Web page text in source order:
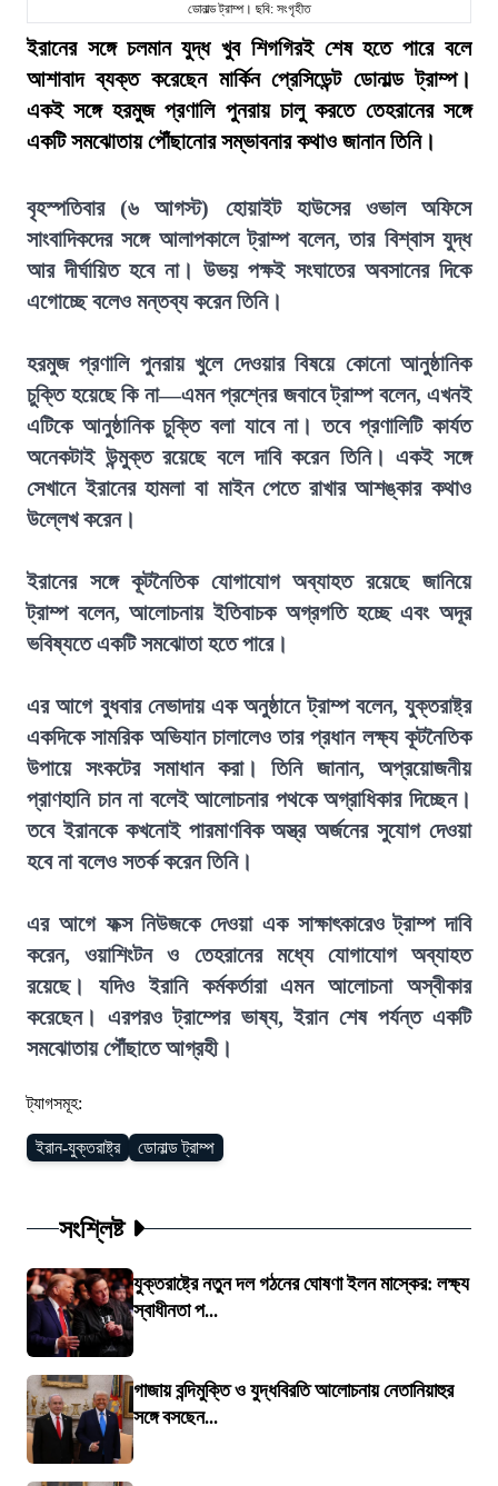
ডোনাল্ড ট্রাম্প। ছবি: সংগৃহীত
ইরানের সঙ্গে চলমান যুদ্ধ খুব শিগগিরই শেষ হতে পারে বলে
আশাবাদ ব্যক্ত করেছেন মার্কিন প্রেসিডেন্ট ডোনাল্ড ট্রাম্প।
একই সঙ্গে হরমুজ প্রণালি পুনরায় চালু করতে তেহরানের সঙ্গে
একটি সমঝোতায় পৌঁছানোর সম্ভাবনার কথাও জানান তিনি।
বৃহস্পতিবার (৬ আগস্ট) হোয়াইট হাউসের ওভাল অফিসে
সাংবাদিকদের সঙ্গে আলাপকালে ট্রাম্প বলেন, তার বিশ্বাস যুদ্ধ
আর দীর্ঘায়িত হবে না। উভয় পক্ষই সংঘাতের অবসানের দিকে
এগোচ্ছে বলেও মন্তব্য করেন তিনি।
হরমুজ প্রণালি পুনরায় খুলে দেওয়ার বিষয়ে কোনো আনুষ্ঠানিক
চুক্তি হয়েছে কি না—এমন প্রশ্নের জবাবে ট্রাম্প বলেন, এখনই
এটিকে আনুষ্ঠানিক চুক্তি বলা যাবে না। তবে প্রণালিটি কার্যত
অনেকটাই উন্মুক্ত রয়েছে বলে দাবি করেন তিনি। একই সঙ্গে
সেখানে ইরানের হামলা বা মাইন পেতে রাখার আশঙ্কার কথাও
উল্লেখ করেন।
ইরানের সঙ্গে কূটনৈতিক যোগাযোগ অব্যাহত রয়েছে জানিয়ে
ট্রাম্প বলেন, আলোচনায় ইতিবাচক অগ্রগতি হচ্ছে এবং অদূর
ভবিষ্যতে একটি সমঝোতা হতে পারে।
এর আগে বুধবার নেভাদায় এক অনুষ্ঠানে ট্রাম্প বলেন, যুক্তরাষ্ট্র
একদিকে সামরিক অভিযান চালালেও তার প্রধান লক্ষ্য কূটনৈতিক
উপায়ে সংকটের সমাধান করা। তিনি জানান, অপ্রয়োজনীয়
প্রাণহানি চান না বলেই আলোচনার পথকে অগ্রাধিকার দিচ্ছেন।
তবে ইরানকে কখনোই পারমাণবিক অস্ত্র অর্জনের সুযোগ দেওয়া
হবে না বলেও সতর্ক করেন তিনি।
এর আগে ফক্স নিউজকে দেওয়া এক সাক্ষাৎকারেও ট্রাম্প দাবি
করেন, ওয়াশিংটন ও তেহরানের মধ্যে যোগাযোগ অব্যাহত
রয়েছে। যদিও ইরানি কর্মকর্তারা এমন আলোচনা অস্বীকার
করেছেন। এরপরও ট্রাম্পের ভাষ্য, ইরান শেষ পর্যন্ত একটি
সমঝোতায় পৌঁছাতে আগ্রহী।
ট্যাগসমূহ:
ইরান-যুক্তরাষ্ট্র ডোনাল্ড ট্রাম্প
সংশ্লিষ্ট
যুক্তরাষ্ট্রে নতুন দল গঠনের ঘোষণা ইলন মাস্কের: লক্ষ্য
স্বাধীনতা প...
গাজায় বন্দিমুক্তি ও যুদ্ধবিরতি আলোচনায় নেতানিয়াহুর
সঙ্গে বসছেন...